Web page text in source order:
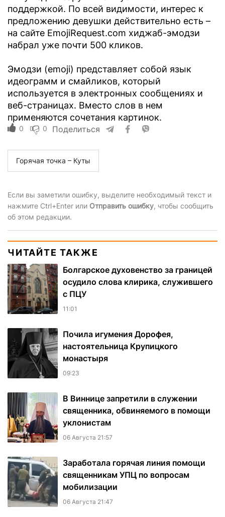
поддержкой. По всей видимости, интерес к
предложению девушки действительно есть –
на сайте EmojiRequest.com хиджаб-эмодзи
набрал уже почти 500 кликов.
Эмодзи (emoji) представляет собой язык
идеограмм и смайликов, который
используется в электронных сообщениях и
веб-страницах. Вместо слов в нем
применяются сочетания картинок.
0 0 Поделиться
Горячая точка – Куты
Если вы заметили ошибку, выделите необходимый текст и
нажмите Ctrl+Enter или Отправить ошибку, чтобы сообщить
об этом редакции.
ЧИТАЙТЕ ТАКЖЕ
Болгарское духовенство за границей
осудило слова клирика, служившего
с ПЦУ
11:01
Почила игумения Дорофея,
настоятельница Крупицкого
монастыря
09:23
В Виннице запретили в служении
священника, обвиняемого в помощи
уклонистам
06 Августа 21:57
Заработала горячая линия помощи
священникам УПЦ по вопросам
мобилизации
06 Августа 21:47